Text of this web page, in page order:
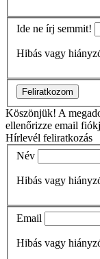
Ide ne írj semmit!
Hibás vagy
Feliratkozom
Köszönjük! A
ellenőrizze email
Hírlevél feliratkozás
Név
Hibás vagy
Email
Hibás vagy